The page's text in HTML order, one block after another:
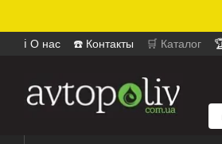
ℹ️ О нас ☎️ Контакты 🛒 Каталог